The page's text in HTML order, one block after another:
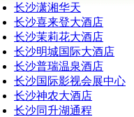
长沙潇湘华天
长沙喜来登大酒店
长沙茉莉花大酒店
长沙明城国际大酒店
长沙普瑞温泉酒店
长沙国际影视会展中心
长沙神农大酒店
长沙同升湖通程